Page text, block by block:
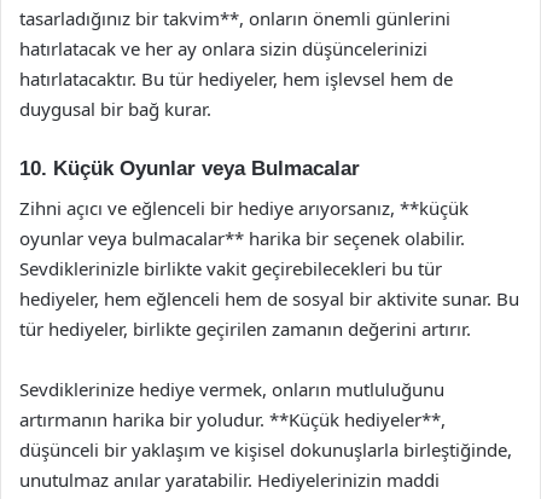
tasarladığınız bir takvim**, onların önemli günlerini
hatırlatacak ve her ay onlara sizin düşüncelerinizi
hatırlatacaktır. Bu tür hediyeler, hem işlevsel hem de
duygusal bir bağ kurar.
10. Küçük Oyunlar veya Bulmacalar
Zihni açıcı ve eğlenceli bir hediye arıyorsanız, **küçük
oyunlar veya bulmacalar** harika bir seçenek olabilir.
Sevdiklerinizle birlikte vakit geçirebilecekleri bu tür
hediyeler, hem eğlenceli hem de sosyal bir aktivite sunar. Bu
tür hediyeler, birlikte geçirilen zamanın değerini artırır.
Sevdiklerinize hediye vermek, onların mutluluğunu
artırmanın harika bir yoludur. **Küçük hediyeler**,
düşünceli bir yaklaşım ve kişisel dokunuşlarla birleştiğinde,
unutulmaz anılar yaratabilir. Hediyelerinizin maddi